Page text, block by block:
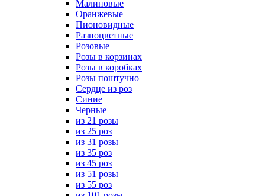
Малиновые
Оранжевые
Пионовидные
Разноцветные
Розовые
Розы в корзинах
Розы в коробках
Розы поштучно
Сердце из роз
Синие
Черные
из 21 розы
из 25 роз
из 31 розы
из 35 роз
из 45 роз
из 51 розы
из 55 роз